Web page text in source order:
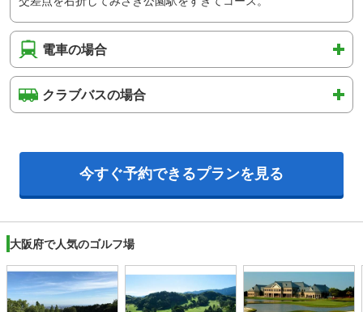
電車の場合
クラブバスの場合
今すぐ予約できるプランを見る
大阪府で人気のゴルフ場